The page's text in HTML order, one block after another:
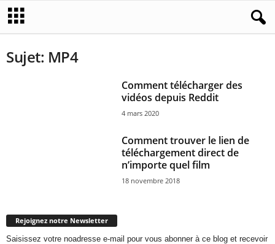
Sujet: MP4
Comment télécharger des
vidéos depuis Reddit
4 mars 2020
Comment trouver le lien de
téléchargement direct de
n’importe quel film
18 novembre 2018
Rejoignez notre Newsletter
Saisissez votre noadresse e-mail pour vous abonner à ce blog et recevoir